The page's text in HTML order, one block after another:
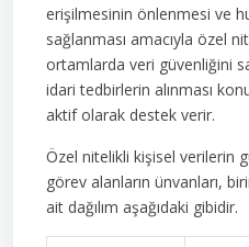
erişilmesinin önlenmesi ve
sağlanması amacıyla özel
ortamlarda veri güvenliğini
idari tedbirlerin alınması
aktif olarak destek verir.
Özel nitelikli kişisel verilerin
görev alanların ünvanları,
ait dağılım aşağıdaki gibidir.